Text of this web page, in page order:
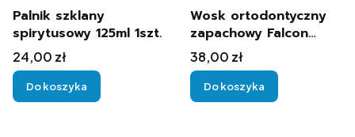
Palnik szklany
spirytusowy 125ml 1szt.
Cena
24,00 zł
Do koszyka
Wosk ortodontyczny
zapachowy Falcon
10szt.
Cena
38,00 zł
Do koszyka